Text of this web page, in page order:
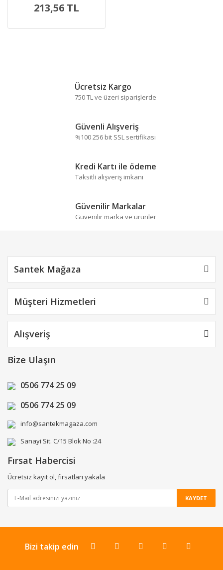
213,56 TL
Ücretsiz Kargo
750 TL ve üzeri siparişlerde
Güvenli Alışveriş
%100 256 bit SSL sertifikası
Kredi Kartı ile ödeme
Taksitli alışveriş imkanı
Güvenilir Markalar
Güvenilir marka ve ürünler
Santek Mağaza
Müşteri Hizmetleri
Alışveriş
Bize Ulaşın
0506 774 25 09
0506 774 25 09
info@santekmagaza.com
Sanayi Sit. C/15 Blok No :24
Fırsat Habercisi
Ücretsiz kayıt ol, fırsatları yakala
KAYDET
Bizi takip edin